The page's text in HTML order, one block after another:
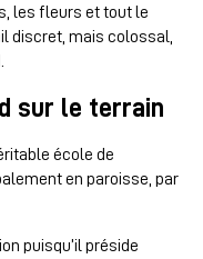
les fleurs et tout le
discret, mais colossal,
sur le terrain
école de
en paroisse, par
puisqu’il préside